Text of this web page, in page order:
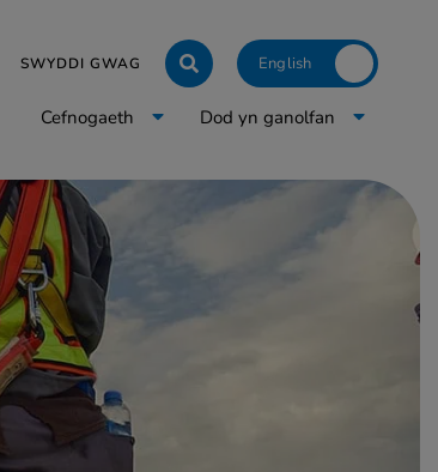
SWYDDI GWAG Click to toggle
Cefnogaeth Dod yn ganolfan